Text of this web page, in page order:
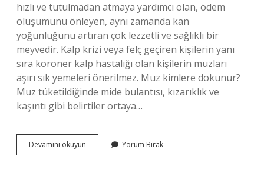
hızlı ve tutulmadan atmaya yardımcı olan, ödem
oluşumunu önleyen, aynı zamanda kan
yoğunluğunu artıran çok lezzetli ve sağlıklı bir
meyvedir. Kalp krizi veya felç geçiren kişilerin yanı
sıra koroner kalp hastalığı olan kişilerin muzları
aşırı sık yemeleri önerilmez. Muz kimlere dokunur?
Muz tüketildiğinde mide bulantısı, kızarıklık ve
kaşıntı gibi belirtiler ortaya…
Devamını okuyun
Hangi
Yorum Bırak